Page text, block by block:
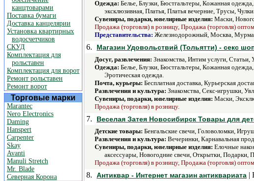
канцтоварами
Поставка бумаги
Доставка канцелярии
Установка квартирных
водосчетчиков
СКУД
Комплектация для
рольставен
Комплектация для ворот
Ремонт рольставен
Ремонт ворот
Торговые марки
Marantec
Nero Electronics
Daming
Hanspert
Carpenter
Skay
Avanti
Manuli Stretch
Mr. Blade
Северная Корона
Одежда: Белье, Блузки, Бюстгальтеры, Кожанная
эксклюзивная, Платья, Платья вечерние, Трусы,
Сувениры, подарки, ювелирные изделия: Маски,
Продажа (торговля) в розницу, Продажа (торговля)
Представительства: Железнодорожный, Москва,
6. Магазин Удовольствий (Тольятти) - секс
Досуг, развлечения: Знакомства, Интим услуги, Статьи,
Одежда: Белье, Блузки, Бюстгальтеры, Кожанная
Эротическая одежда.
Почта, курьеры: Бесплатная доставка, Курьерская
Развлечения и культура: Знакомства, Секс-игрушки,
Сувениры, подарки, ювелирные изделия: Маски,
Продажа (торговля) в розницу.
7. Веселая Затея Новосибирск Товары для
Детские товары: Бенгальские свечи, Головоломки,
Развлечения и культура: Вечеринки, Карнавальная
Сувениры, подарки, ювелирные изделия: Елочные
аксессуары, Новогодние свечи, Открытки,
Продажа (торговля) в розницу, Продажа (торговля)
8. Антиквар - Интернет магазин антиквариата |